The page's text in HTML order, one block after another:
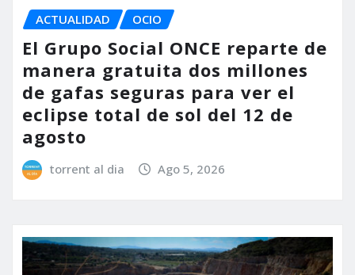
ACTUALIDAD OCIO
El Grupo Social ONCE reparte de
manera gratuita dos millones
de gafas seguras para ver el
eclipse total de sol del 12 de
agosto
torrent al dia Ago 5, 2026